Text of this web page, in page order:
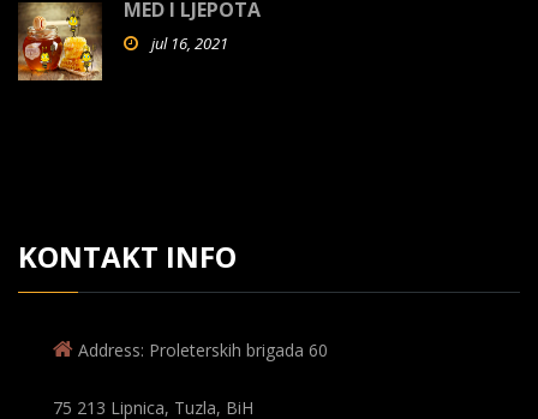
MED I LJEPOTA
jul 16, 2021
KONTAKT INFO
Address: Proleterskih brigada 60
75 213 Lipnica, Tuzla, BiH